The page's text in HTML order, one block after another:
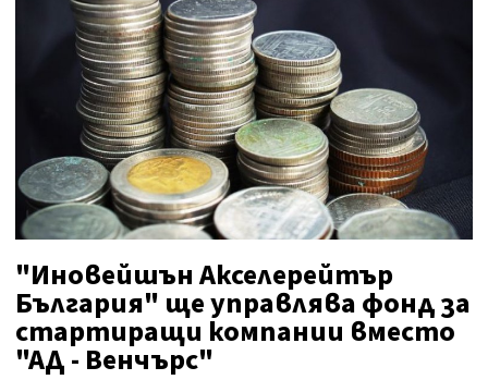
"Иновейшън Акселерейтър
България" ще управлява фонд за
стартиращи компании вместо
"АД - Венчърс"